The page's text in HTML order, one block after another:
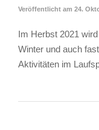
Veröffentlicht am 24.
Im Herbst 2021
Winter und auch
Aktivitäten im